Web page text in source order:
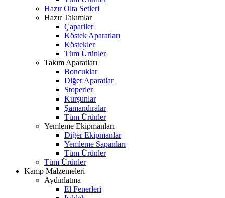
Hazır Olta Setleri
Hazır Takımlar
Çapariler
Köstek Aparatları
Köstekler
Tüm Ürünler
Takım Aparatları
Boncuklar
Diğer Aparatlar
Stoperler
Kurşunlar
Şamandıralar
Tüm Ürünler
Yemleme Ekipmanları
Diğer Ekipmanlar
Yemleme Sapanları
Tüm Ürünler
Tüm Ürünler
Kamp Malzemeleri
Aydınlatma
El Fenerleri